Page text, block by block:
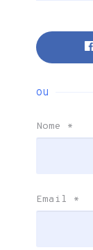
ou
Nome *
Email *